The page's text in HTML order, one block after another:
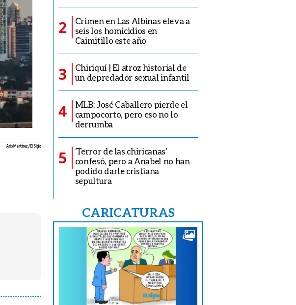
Aris Martínez / El Siglo
2
Crimen en Las Albinas eleva a
seis los homicidios en
Caimitillo este año
3
Chiriquí | El atroz historial de
un depredador sexual infantil
4
MLB: José Caballero pierde el
campocorto, pero eso no lo
derrumba
5
‘Terror de las chiricanas’
confesó, pero a Anabel no han
podido darle cristiana
sepultura
CARICATURAS